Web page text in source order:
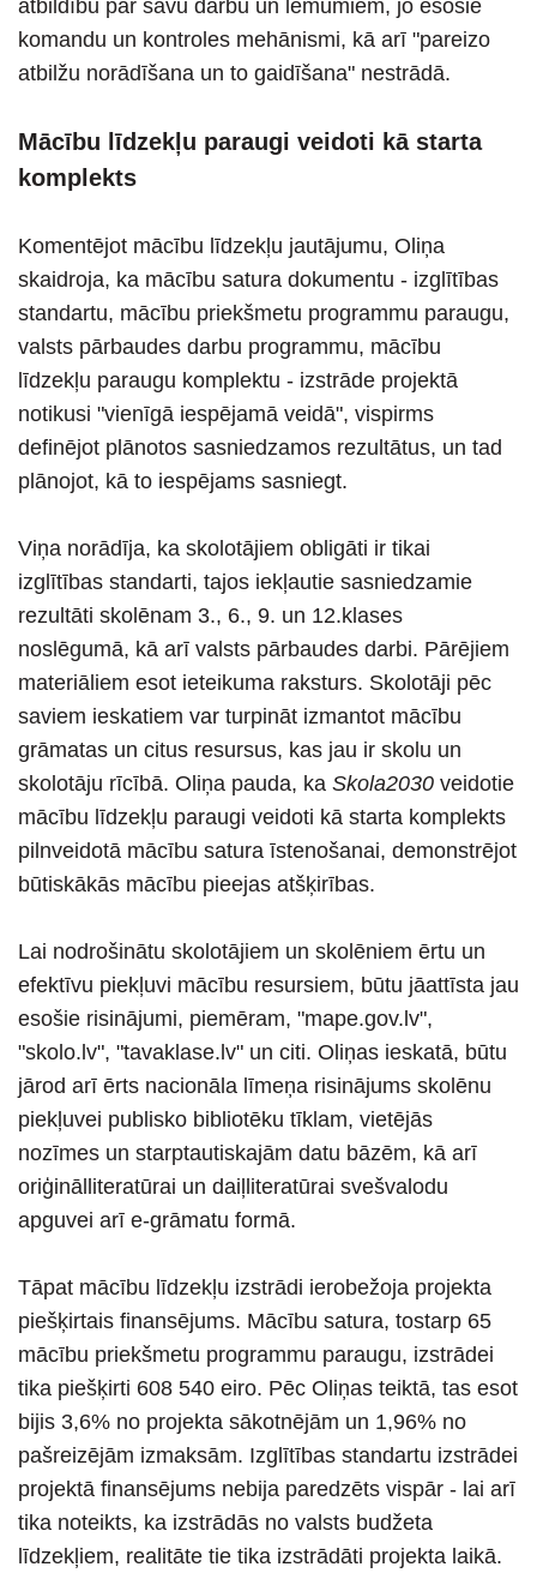
atbildību par savu darbu un lēmumiem, jo esošie
komandu un kontroles mehānismi, kā arī "pareizo
atbilžu norādīšana un to gaidīšana" nestrādā.
Mācību līdzekļu paraugi veidoti kā starta
komplekts
Komentējot mācību līdzekļu jautājumu, Oliņa
skaidroja, ka mācību satura dokumentu - izglītības
standartu, mācību priekšmetu programmu paraugu,
valsts pārbaudes darbu programmu, mācību
līdzekļu paraugu komplektu - izstrāde projektā
notikusi "vienīgā iespējamā veidā", vispirms
definējot plānotos sasniedzamos rezultātus, un tad
plānojot, kā to iespējams sasniegt.
Viņa norādīja, ka skolotājiem obligāti ir tikai
izglītības standarti, tajos iekļautie sasniedzamie
rezultāti skolēnam 3., 6., 9. un 12.klases
noslēgumā, kā arī valsts pārbaudes darbi. Pārējiem
materiāliem esot ieteikuma raksturs. Skolotāji pēc
saviem ieskatiem var turpināt izmantot mācību
grāmatas un citus resursus, kas jau ir skolu un
skolotāju rīcībā. Oliņa pauda, ka Skola2030 veidotie
mācību līdzekļu paraugi veidoti kā starta komplekts
pilnveidotā mācību satura īstenošanai, demonstrējot
būtiskākās mācību pieejas atšķirības.
Lai nodrošinātu skolotājiem un skolēniem ērtu un
efektīvu piekļuvi mācību resursiem, būtu jāattīsta jau
esošie risinājumi, piemēram, "mape.gov.lv",
"skolo.lv", "tavaklase.lv" un citi. Oliņas ieskatā, būtu
jārod arī ērts nacionāla līmeņa risinājums skolēnu
piekļuvei publisko bibliotēku tīklam, vietējās
nozīmes un starptautiskajām datu bāzēm, kā arī
oriģinālliteratūrai un daiļliteratūrai svešvalodu
apguvei arī e-grāmatu formā.
Tāpat mācību līdzekļu izstrādi ierobežoja projekta
piešķirtais finansējums. Mācību satura, tostarp 65
mācību priekšmetu programmu paraugu, izstrādei
tika piešķirti 608 540 eiro. Pēc Oliņas teiktā, tas esot
bijis 3,6% no projekta sākotnējām un 1,96% no
pašreizējām izmaksām. Izglītības standartu izstrādei
projektā finansējums nebija paredzēts vispār - lai arī
tika noteikts, ka izstrādās no valsts budžeta
līdzekļiem, realitāte tie tika izstrādāti projekta laikā.